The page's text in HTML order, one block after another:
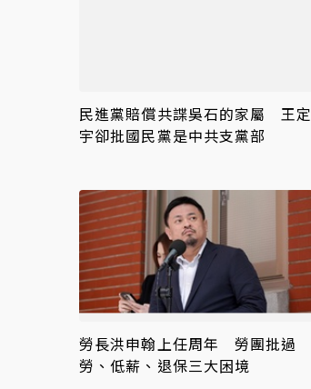
民進黨賠償共諜吳石的家屬 王定
宇卻批國民黨是中共支黨部
勞長洪申翰上任周年 勞團批過
勞、低薪、退保三大困境